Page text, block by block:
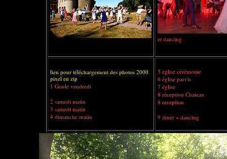
et dancing
lien pour téléchargement des photos 2000
pixel en zip
1 Goule vendredi
2 samedi matin
3 samedi matin
4 dimanche matin
5 eglise cérémonie
6 église parvis
7 église
8 réception Chateau
8 reception
9 diner + dancing